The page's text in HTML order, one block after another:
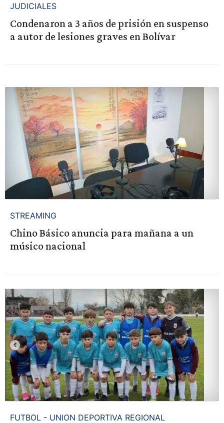
JUDICIALES
Condenaron a 3 años de prisión en suspenso
a autor de lesiones graves en Bolívar
STREAMING
Chino Básico anuncia para mañana a un
músico nacional
FUTBOL - UNION DEPORTIVA REGIONAL